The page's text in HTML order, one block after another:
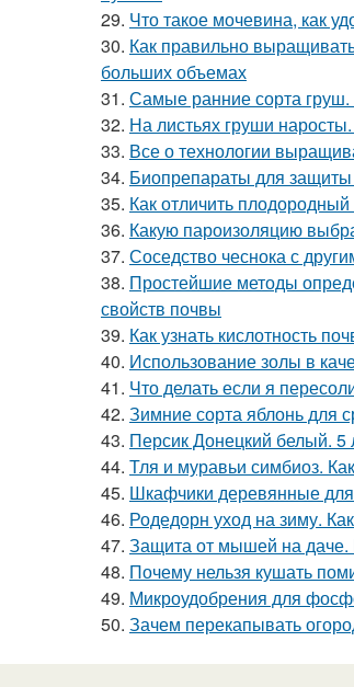
29. Что такое мочевина, как
30. Как правильно
больших объемах
31. Самые ранние сорта груш.
32. На листьях груши
33. Все о технологии
34. Биопрепараты для защиты
35. Как отличить
36. Какую пароизоляцию
37. Соседство чеснока с
38. Простейшие методы
свойств почвы
39. Как узнать кислотность
40. Использование золы в
41. Что делать если я
42. Зимние сорта яблонь для
43. Персик Донецкий белый. 5
44. Тля и муравьи симбиоз.
45. Шкафчики деревянные
46. Родедорн уход на зиму.
47. Защита от мышей на даче.
48. Почему нельзя кушать
49. Микроудобрения для
50. Зачем перекапывать